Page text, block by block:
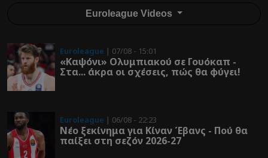
Euroleague Videos
Euroleague | 07/08 - 15:01
«Καψόνι» Ολυμπιακού σε Γουόκαπ -
Στα... άκρα οι σχέσεις, πώς θα φύγει!
Euroleague | 06/08 - 22:23
Νέο ξεκίνημα για Κίναν Έβανς - Πού θα
παίξει στη σεζόν 2026-27